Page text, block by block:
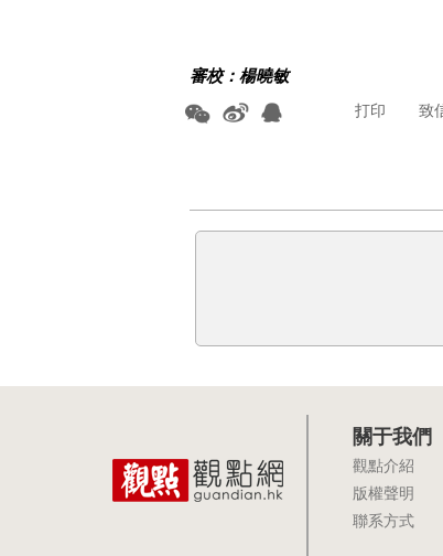
審校：楊曉敏
致
打印
關于我們
觀點介紹
版權聲明
聯系方式